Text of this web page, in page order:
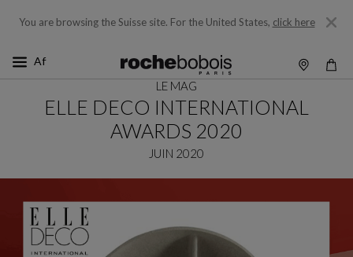
You are browsing the Suisse site. For the United States, click here
LE MAG
ELLE DECO INTERNATIONAL
AWARDS 2020
JUIN 2020